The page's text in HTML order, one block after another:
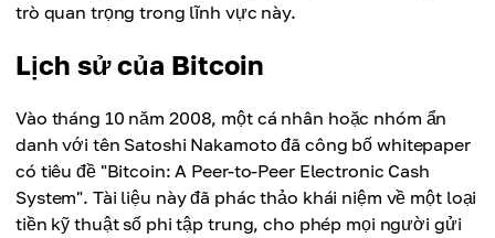
trò quan trọng trong lĩnh vực này.
Lịch sử của Bitcoin
Vào tháng 10 năm 2008, một cá nhân hoặc nhóm ẩn
danh với tên Satoshi Nakamoto đã công bố whitepaper
có tiêu đề "Bitcoin: A Peer-to-Peer Electronic Cash
System". Tài liệu này đã phác thảo khái niệm về một loại
tiền kỹ thuật số phi tập trung, cho phép mọi người gửi